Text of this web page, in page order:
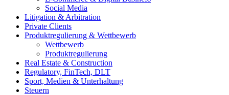
Social Media
Litigation & Arbitration
Private Clients
Produktregulierung & Wettbewerb
Wettbewerb
Produktregulierung
Real Estate & Construction
Regulatory, FinTech, DLT
Sport, Medien & Unterhaltung
Steuern